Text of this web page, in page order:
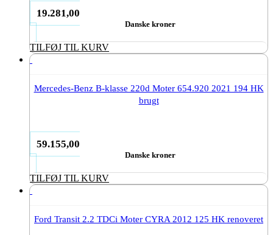
19.281,00
Danske kroner
TILFØJ TIL KURV
Mercedes-Benz B-klasse 220d Moter 654.920 2021 194 HK
brugt
59.155,00
Danske kroner
TILFØJ TIL KURV
Ford Transit 2.2 TDCi Moter CYRA 2012 125 HK renoveret